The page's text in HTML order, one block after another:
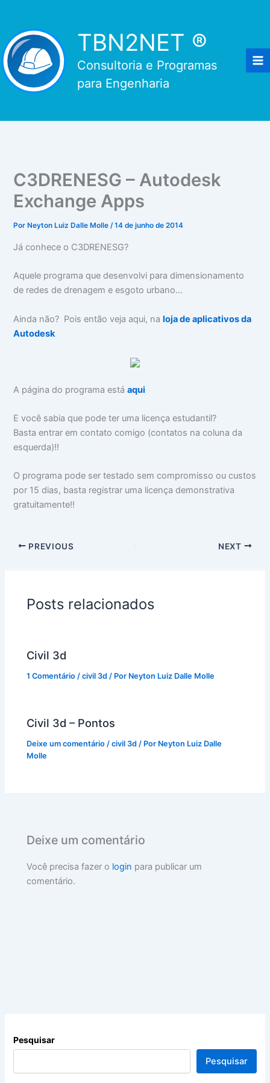
conteúdo
TBN2NET ®
Consultoria e Programas
para Engenharia
C3DRENESG – Autodesk
Exchange Apps
Por Neyton Luiz Dalle Molle/14 de junho de 2014
Já conhece o C3DRENESG?
Aquele programa que desenvolvi para dimensionamento
de redes de drenagem e esgoto urbano...
Ainda não? Pois então veja aqui, naloja de aplicativos da
Autodesk
A página do programa estáaqui
E você sabia que pode ter uma licença estudantil?
Basta entrar em contato comigo (contatos na coluna da
esquerda)!!
O programa pode ser testado sem compromisso ou custos
por 15 dias, basta registrar uma licença demonstrativa
gratuitamente!!
PREVIOUS NEXT
Posts relacionados
Civil 3d
1 Comentário /civil 3d / Por Neyton Luiz Dalle Molle
Civil 3d – Pontos
Deixe um comentário /civil 3d / Por Neyton Luiz Dalle
Molle
Deixe um comentário
Você precisa fazer o login para publicar um
comentário.
Pesquisar
Pesquisar